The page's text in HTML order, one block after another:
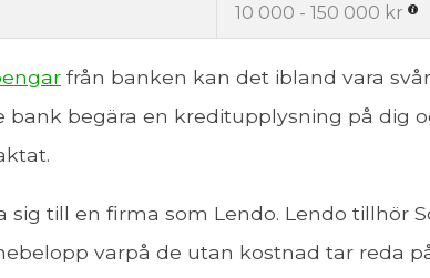
10 000 - 150 000 kr
från banken kan det ibland vara
bank begära en kreditupplysning på dig
sig till en firma som Lendo. Lendo tillhör
varpå de utan kostnad tar reda